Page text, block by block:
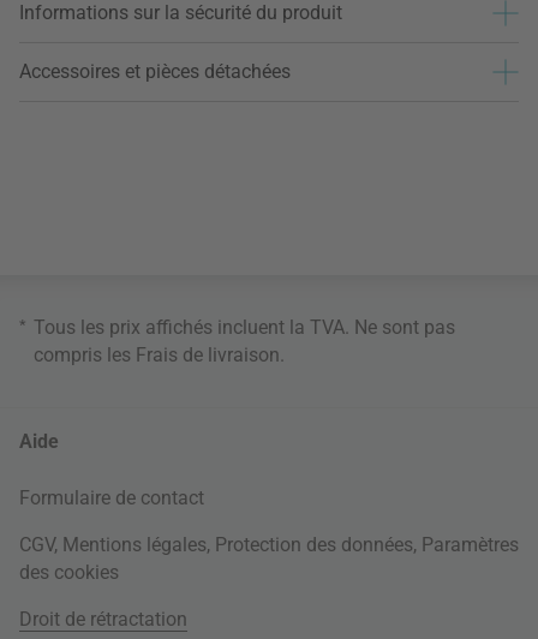
Informations sur la sécurité du produit
Accessoires et pièces détachées
* Tous les prix affichés incluent la TVA. Ne sont pas
compris les Frais de livraison
Aide
Formulaire de contact
CGV, Mentions légales, Protection des données, Paramètres
des cookies
Droit de rétractation